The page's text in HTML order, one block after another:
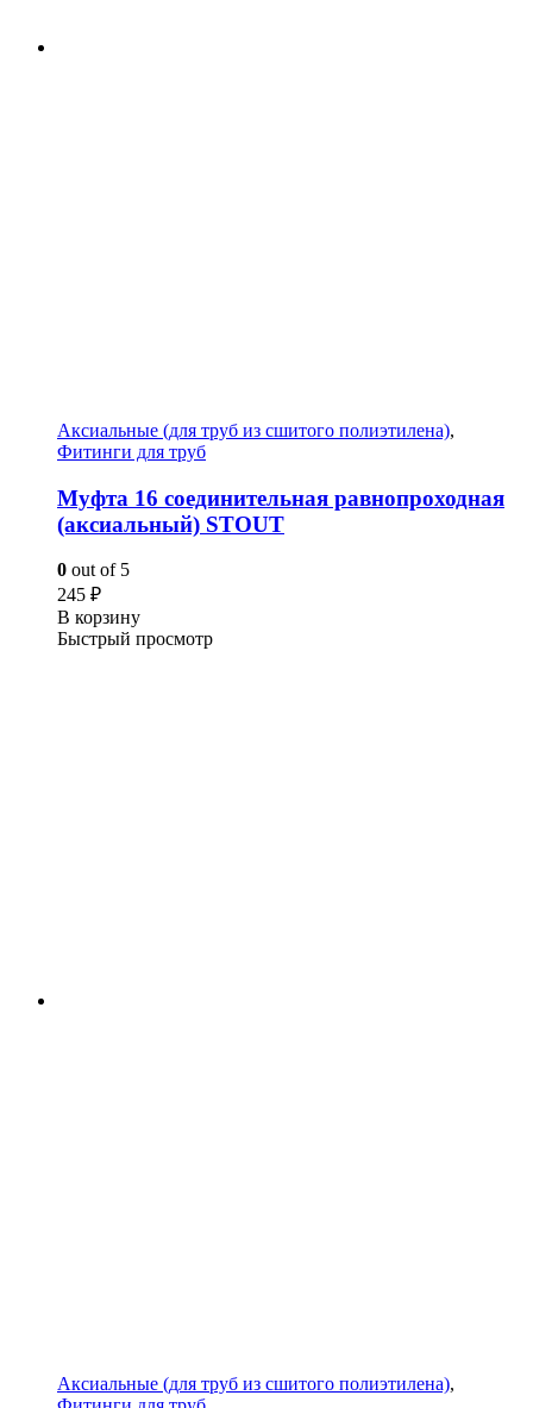
Аксиальные (для труб из сшитого полиэтилена),
Фитинги для труб
Муфта 16 соединительная равнопроходная
(аксиальный) STOUT
0 out of 5
245 ₽
В корзину
Быстрый просмотр
Аксиальные (для труб из сшитого полиэтилена),